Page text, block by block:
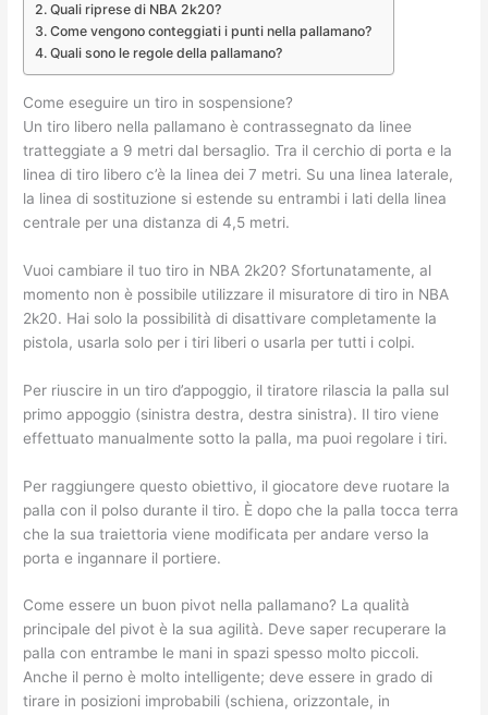
Quali riprese di NBA 2k20?
Come vengono conteggiati i punti nella pallamano?
Quali sono le regole della pallamano?
Come eseguire un tiro in sospensione?
Un tiro libero nella pallamano è contrassegnato da linee
tratteggiate a 9 metri dal bersaglio. Tra il cerchio di porta e la
linea di tiro libero c’è la linea dei 7 metri. Su una linea laterale,
la linea di sostituzione si estende su entrambi i lati della linea
centrale per una distanza di 4,5 metri.
Vuoi cambiare il tuo tiro in NBA 2k20? Sfortunatamente, al
momento non è possibile utilizzare il misuratore di tiro in NBA
2k20. Hai solo la possibilità di disattivare completamente la
pistola, usarla solo per i tiri liberi o usarla per tutti i colpi.
Per riuscire in un tiro d’appoggio, il tiratore rilascia la palla sul
primo appoggio (sinistra destra, destra sinistra). Il tiro viene
effettuato manualmente sotto la palla, ma puoi regolare i tiri.
Per raggiungere questo obiettivo, il giocatore deve ruotare la
palla con il polso durante il tiro. È dopo che la palla tocca terra
che la sua traiettoria viene modificata per andare verso la
porta e ingannare il portiere.
Come essere un buon pivot nella pallamano? La qualità
principale del pivot è la sua agilità. Deve saper recuperare la
palla con entrambe le mani in spazi spesso molto piccoli.
Anche il perno è molto intelligente; deve essere in grado di
tirare in posizioni improbabili (schiena, orizzontale, in